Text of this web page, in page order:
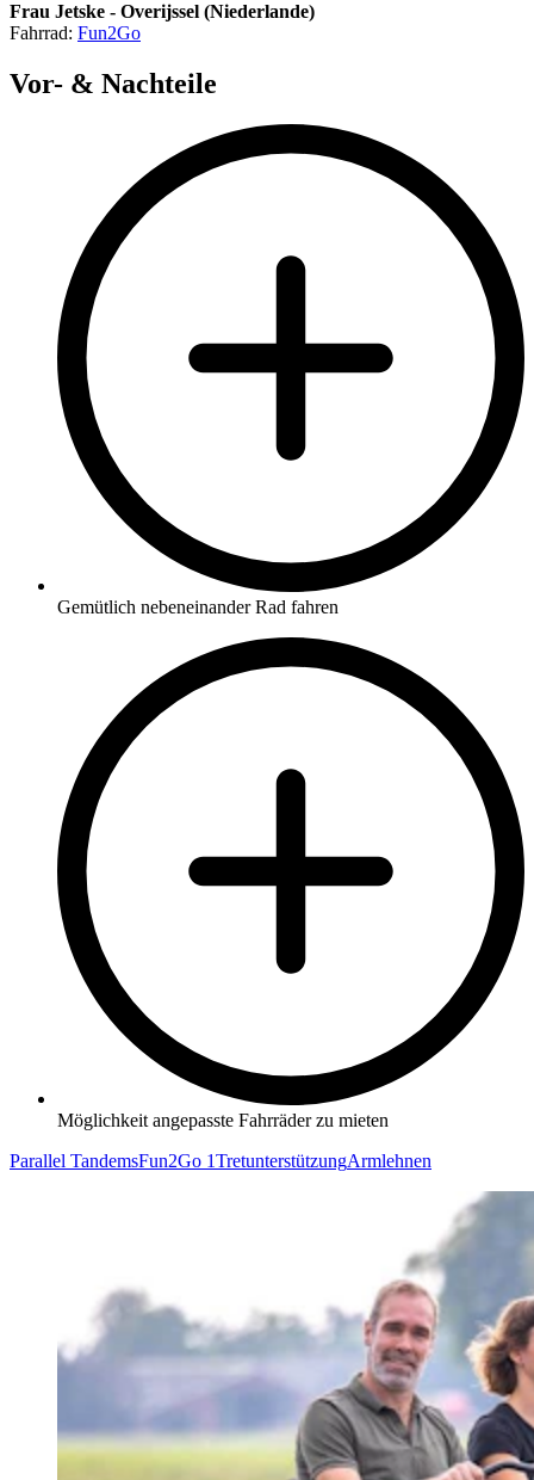
Frau Jetske - Overijssel​ (Niederlande)
Fahrrad: Fun2Go
Vor- & Nachteile
Gemütlich nebeneinander Rad fahren
Möglichkeit angepasste Fahrräder zu mieten
Parallel TandemsFun2Go 1TretunterstützungArmlehnen